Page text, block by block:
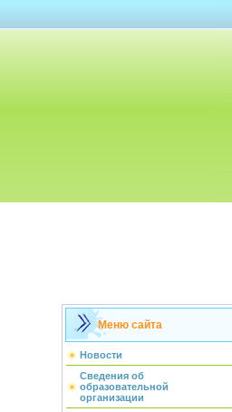
Меню сайта
Новости
Сведения об
образовательной
организации